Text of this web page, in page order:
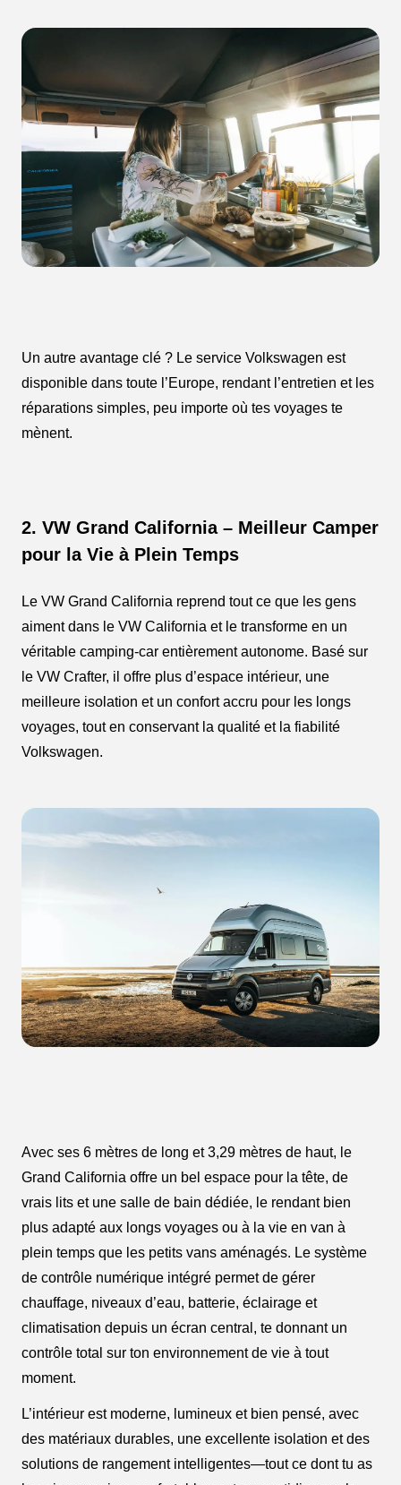
Un autre avantage clé ? Le service Volkswagen est
disponible dans toute l’Europe, rendant l’entretien et les
réparations simples, peu importe où tes voyages te
mènent.
2. VW Grand California – Meilleur Camper
pour la Vie à Plein Temps
Le VW Grand California reprend tout ce que les gens
aiment dans le VW California et le transforme en un
véritable camping-car entièrement autonome. Basé sur
le VW Crafter, il offre plus d’espace intérieur, une
meilleure isolation et un confort accru pour les longs
voyages, tout en conservant la qualité et la fiabilité
Volkswagen.
Avec ses 6 mètres de long et 3,29 mètres de haut, le
Grand California offre un bel espace pour la tête, de
vrais lits et une salle de bain dédiée, le rendant bien
plus adapté aux longs voyages ou à la vie en van à
plein temps que les petits vans aménagés. Le système
de contrôle numérique intégré permet de gérer
chauffage, niveaux d’eau, batterie, éclairage et
climatisation depuis un écran central, te donnant un
contrôle total sur ton environnement de vie à tout
moment.
L’intérieur est moderne, lumineux et bien pensé, avec
des matériaux durables, une excellente isolation et des
solutions de rangement intelligentes—tout ce dont tu as